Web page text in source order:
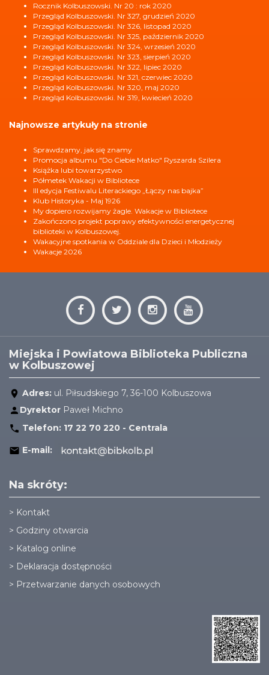
Rocznik Kolbuszowski. Nr 20 : rok 2020
Przegląd Kolbuszowski. Nr 327, grudzień 2020
Przegląd Kolbuszowski. Nr 326, listopad 2020
Przegląd Kolbuszowski. Nr 325, październik 2020
Przegląd Kolbuszowski. Nr 324, wrzesień 2020
Przegląd Kolbuszowski. Nr 323, sierpień 2020
Przegląd Kolbuszowski. Nr 322, lipiec 2020
Przegląd Kolbuszowski. Nr 321, czerwiec 2020
Przegląd Kolbuszowski. Nr 320, maj 2020
Przegląd Kolbuszowski. Nr 319, kwiecień 2020
Najnowsze artykuły na stronie
Sprawdzamy, jak się znamy
Promocja albumu "Do Ciebie Matko" Ryszarda Szilera
Książka lubi towarzystwo
Półmetek Wakacji w Bibliotece
III edycja Festiwalu Literackiego „Łączy nas bajka”
Klub Historyka - Maj 1926
My dopiero rozwijamy żagle. Wakacje w Bibliotece
Zakończono projekt poprawy efektywności energetycznej
biblioteki w Kolbuszowej.
Wakacyjne spotkania w Oddziale dla Dzieci i Młodzieży
Wakacje 2026
Miejska i Powiatowa Biblioteka Publiczna
w Kolbuszowej
Adres: ul. Piłsudskiego 7, 36-100 Kolbuszowa
Dyrektor Paweł Michno
Telefon: 17 22 70 220 - Centrala
E-mail:
Na skróty:
> Kontakt
> Godziny otwarcia
> Katalog online
> Deklaracja dostępności
> Przetwarzanie danych osobowych